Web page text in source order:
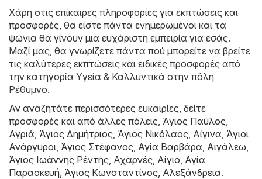
Χάρη στις επίκαιρες πληροφορίες για εκπτώσεις και
προσφορές, θα είστε πάντα ενημερωμένοι και τα
ψώνια θα γίνουν μια ευχάριστη εμπειρία για εσάς.
Μαζί μας, θα γνωρίζετε πάντα πού μπορείτε να βρείτε
τις καλύτερες εκπτώσεις και ειδικές προσφορές από
την κατηγορία Υγεία & Καλλυντικά στην πόλη
Ρέθυμνο.
Αν αναζητάτε περισσότερες ευκαιρίες, δείτε
προσφορές και από άλλες πόλεις, Άγιος Παύλος
Αγριά Άγιος Δημήτριος Άγιος Νικόλαος Αίγινα Άγιοι
Ανάργυροι Άγιος Στέφανος Αγία Βαρβάρα Αιγάλεω
Άγιος Ιωάννης Ρέντης Αχαρνές Αίγιο Αγία
Παρασκευή Άγιος Κωνσταντίνος Αλεξάνδρεια.